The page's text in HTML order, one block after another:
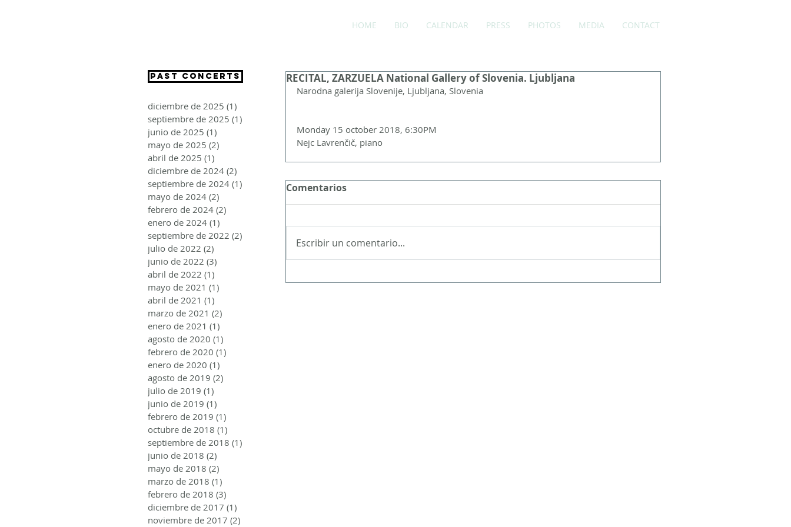
HOME BIO CALENDAR PRESS PHOTOS MEDIA CONTACT
PAST CONCERTS
diciembre de 2025 (1)
septiembre de 2025 (1)
junio de 2025 (1)
mayo de 2025 (2)
abril de 2025 (1)
diciembre de 2024 (2)
septiembre de 2024 (1)
mayo de 2024 (2)
febrero de 2024 (2)
enero de 2024 (1)
septiembre de 2022 (2)
julio de 2022 (2)
junio de 2022 (3)
abril de 2022 (1)
mayo de 2021 (1)
abril de 2021 (1)
marzo de 2021 (2)
enero de 2021 (1)
agosto de 2020 (1)
febrero de 2020 (1)
enero de 2020 (1)
agosto de 2019 (2)
julio de 2019 (1)
junio de 2019 (1)
febrero de 2019 (1)
octubre de 2018 (1)
septiembre de 2018 (1)
junio de 2018 (2)
mayo de 2018 (2)
marzo de 2018 (1)
febrero de 2018 (3)
diciembre de 2017 (1)
noviembre de 2017 (2)
RECITAL, ZARZUELA National Gallery of Slovenia. Ljubljana
Narodna galerija Slovenije, Ljubljana, Slovenia
Monday 15 october 2018, 6:30PM
Nejc Lavrenčič, piano
Comentarios
Escribir un comentario...